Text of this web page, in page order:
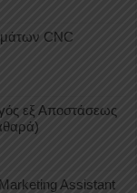
CNC
εξ Αποστάσεως
Assistant